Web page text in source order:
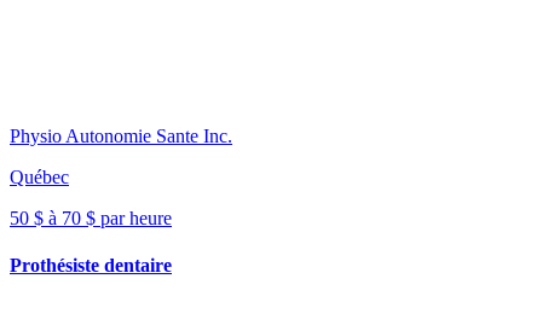
Physio Autonomie Sante Inc.
Québec
50 $ à 70 $ par heure
Prothésiste dentaire